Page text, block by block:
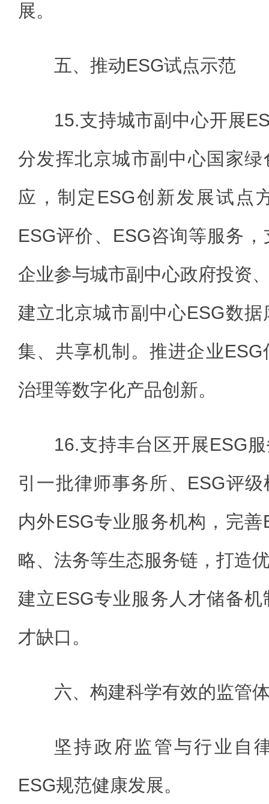
展。
五、推动ESG试点示范
15.支持城市副中心开展
分发挥北京城市副中心国家
应，制定ESG创新发展试点
ESG评价、ESG咨询等服务
企业参与城市副中心政府投资
建立北京城市副中心ESG数
集、共享机制。推进企业
治理等数字化产品创新。
16.支持丰台区开展ESG
引一批律师事务所、ESG评
内外ESG专业服务机构，完
略、法务等生态服务链，打造
建立ESG专业服务人才储备
才缺口。
六、构建科学有效的监管
坚持政府监管与行业自
ESG规范健康发展。